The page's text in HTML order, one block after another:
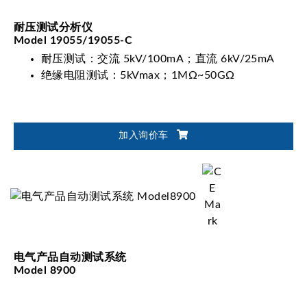
耐压测试分析仪
Model 19055/19055-C
耐压测试：交流 5kV/100mA；直流 6kV/25mA
绝缘电阻测试：5kVmax；1MΩ~50GΩ
加入询价车
电气产品自动测试系统
Model 8900